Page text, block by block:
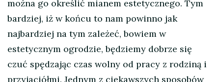
można go określić mianem estetycznego. Tym
bardziej, iż w końcu to nam powinno jak
najbardziej na tym zależeć, bowiem w
estetycznym ogrodzie, będziemy dobrze się
czuć spędzając czas wolny od pracy z rodziną i
przyjaciółmi. Jednym z ciekawszych sposobów